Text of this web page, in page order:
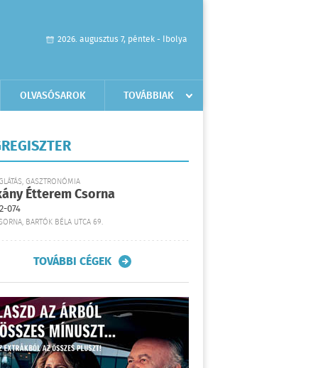
2026. augusztus 7, péntek - Ibolya
OLVASÓSAROK TOVÁBBIAK
GASZTRONÓMIA
Étterem Csorna
074
BARTÓK BÉLA UTCA 69.
TOVÁBBI CÉGEK